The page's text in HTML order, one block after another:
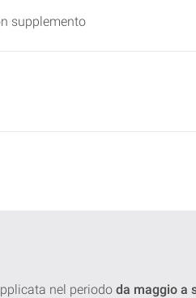
supplemento
nel periodo da maggio a